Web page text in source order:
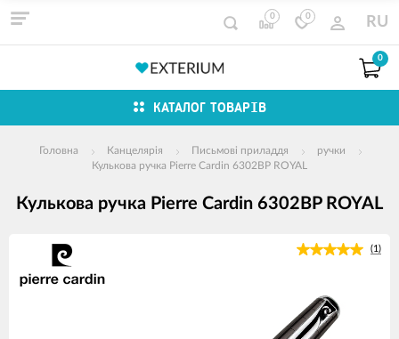
0 0 RU
0
КАТАЛОГ ТОВАРІВ
Головна Канцелярія Письмові приладдя
ручки
Кулькова ручка Pierre Cardin 6302BP ROYAL
Кулькова ручка Pierre Cardin 6302BP ROYAL
зображення
продуктів
(1)